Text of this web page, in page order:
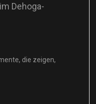
Dehoga-
die zeigen,